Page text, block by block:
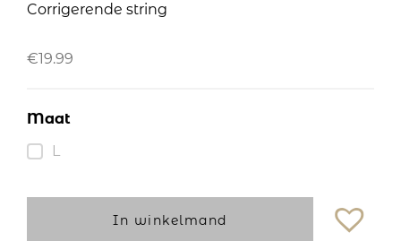
Corrigerende string
€19.99
Maat
L
In winkelmand